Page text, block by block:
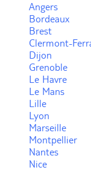
Angers
Bordeaux
Brest
Clermont-
Dijon
Grenoble
Le Havre
Le Mans
Lille
Lyon
Marseille
Montpellier
Nantes
Nice